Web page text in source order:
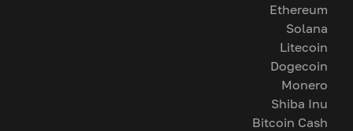
Ethereum
Solana
Litecoin
Dogecoin
Monero
Shiba Inu
Bitcoin Cash